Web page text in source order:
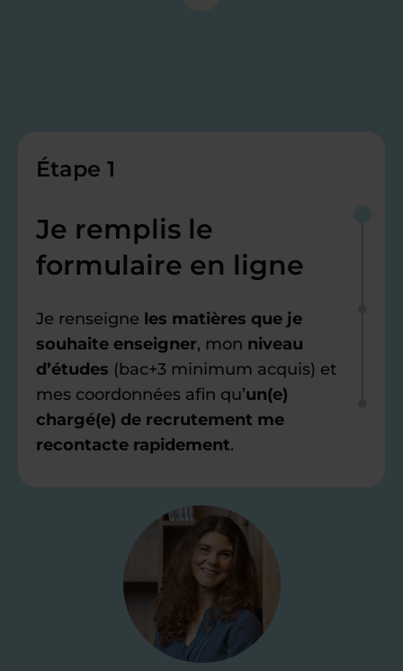
Étape 1
Je remplis le
formulaire en ligne
Je renseigne les matières que je
souhaite enseigner, mon niveau
d’études (bac+3 minimum acquis) et
mes coordonnées afin qu’un(e)
chargé(e) de recrutement me
recontacte rapidement.
Je valide ma
candidature
test de 15 minutes